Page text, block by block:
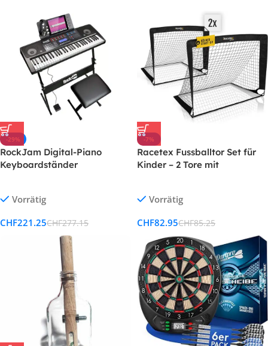
-29%
RockJam Digital-Piano
Keyboardständer
Vorrätig
CHF221.25CHF277.15
-7%
Racetex Fussballtor Set für
Kinder – 2 Tore mit
& Park
Vorrätig
CHF82.95CHF85.25